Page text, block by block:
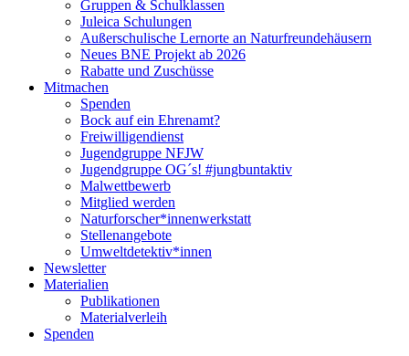
Gruppen & Schulklassen
Juleica Schulungen
Außerschulische Lernorte an Naturfreundehäusern
Neues BNE Projekt ab 2026
Rabatte und Zuschüsse
Mitmachen
Spenden
Bock auf ein Ehrenamt?
Freiwilligendienst
Jugendgruppe NFJW
Jugendgruppe OG´s! #jungbuntaktiv
Malwettbewerb
Mitglied werden
Naturforscher*innenwerkstatt
Stellenangebote
Umweltdetektiv*innen
Newsletter
Materialien
Publikationen
Materialverleih
Spenden